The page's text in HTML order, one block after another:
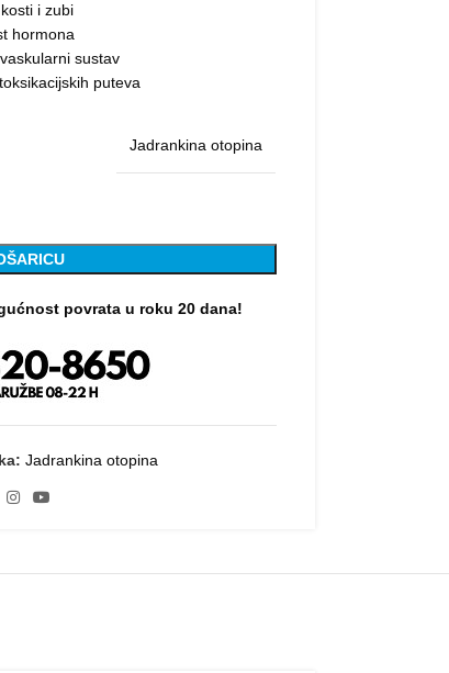
i zubi
hormona
sustav
puteva
Jadrankina otopina
povrata u roku 20 dana!
Jadrankina otopina